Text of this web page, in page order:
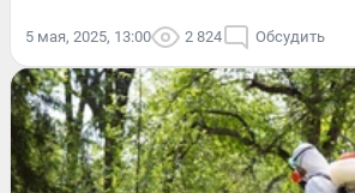
5 мая, 2025, 13:00 2 824 Обсудить